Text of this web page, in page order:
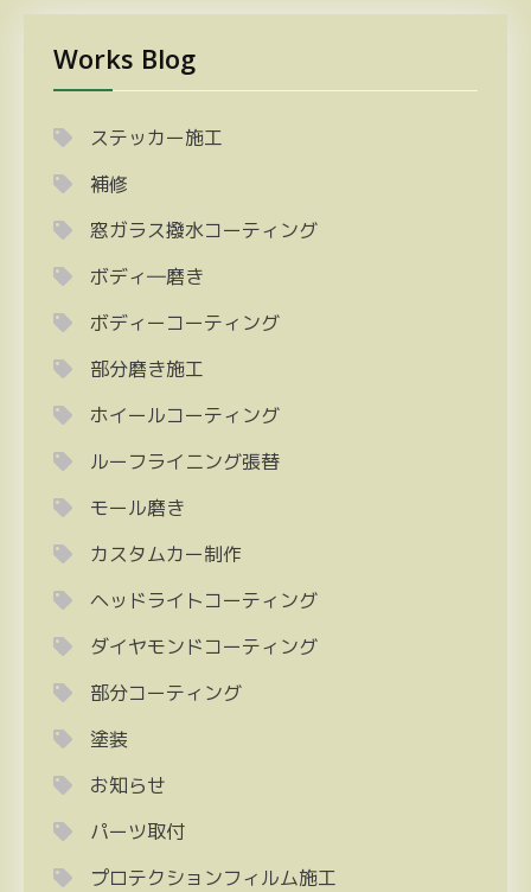
Works Blog
ステッカー施工
補修
窓ガラス撥水コーティング
ボディ―磨き
ボディーコーティング
部分磨き施工
ホイールコーティング
ルーフライニング張替
モール磨き
カスタムカー制作
ヘッドライトコーティング
ダイヤモンドコーティング
部分コーティング
塗装
お知らせ
パーツ取付
プロテクションフィルム施工